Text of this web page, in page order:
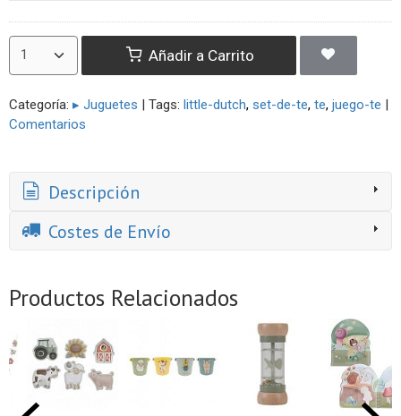
Añadir a Carrito
Categoría: ▸ Juguetes | Tags: little-dutch set-de-te te juego-te |
Comentarios
Descripción
Costes de Envío
Productos Relacionados